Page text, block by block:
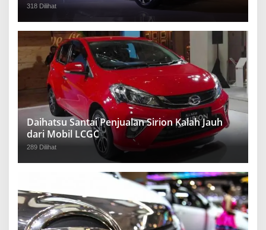
318 Dilihat
Daihatsu Santai Penjualan Sirion Kalah Jauh
dari Mobil LCGC
289 Dilihat